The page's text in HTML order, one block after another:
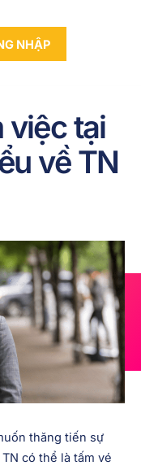
NHẬP
việc tại
về TN
thăng tiến sự
có thể là tấm vé